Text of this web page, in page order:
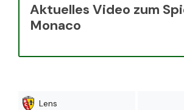
Aktuelles Video zum
Monaco
Lens